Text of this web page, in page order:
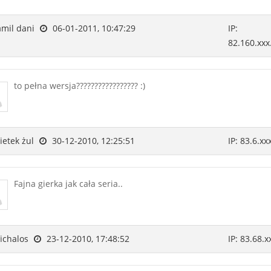
dani 06-01-2011, 10:47:29
IP:
to pełna wersja????????????????? :)
żul 30-12-2010, 12:25:51 IP:
Fajna gierka jak cała seria..
23-12-2010, 17:48:52 IP: